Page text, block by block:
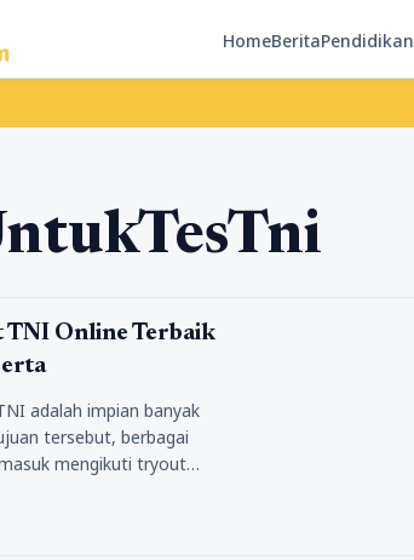
HomeBeritaPendidikan
TNI Online Terbaik
adalah impian banyak
tersebut, berbagai
mengikuti tryout…